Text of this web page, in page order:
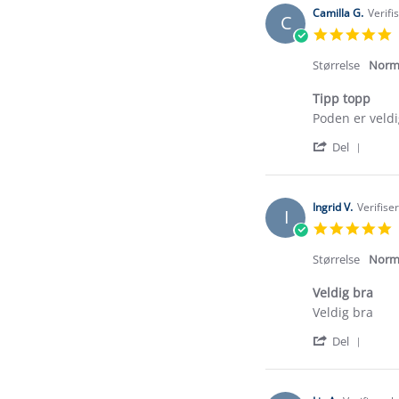
C Camilla G.
Størrelse
Tipp topp
Review
Camilla
on
Mar
2026
review
Tipp
Poden er
Del
G.
on
5
Mar
I Ingrid V.
Størrelse
Veldig bra
Review
Ingrid
on
review
Veldig
Veldig bra
Del